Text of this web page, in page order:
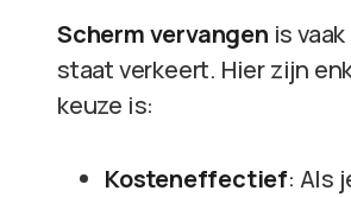
Scherm vervangen is
staat verkeert. Hier zijn
keuze is:
Kosteneffectief: Als